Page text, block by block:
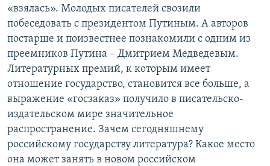
«взялась». Молодых писателей свозили
побеседовать с президентом Путиным. А авторов
постарше и поизвестнее познакомили с одним из
преемников Путина – Дмитрием Медведевым.
Литературных премий, к которым имеет
отношение государство, становится все больше, а
выражение «госзаказ» получило в писательско-
издательском мире значительное
распространение. Зачем сегодняшнему
российскому государству литература? Какое место
она может занять в новом российском